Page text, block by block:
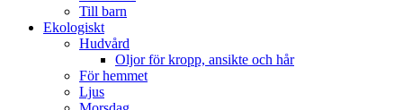
Till barn
Ekologiskt
Hudvård
Oljor för kropp, ansikte och hår
För hemmet
Ljus